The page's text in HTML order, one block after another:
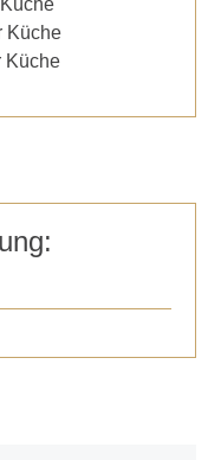
Küche
Küche